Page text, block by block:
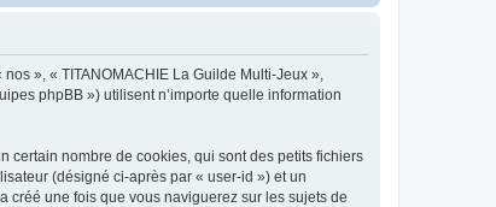
», « TITANOMACHIE La Guilde Multi-Jeux »,
phpBB ») utilisent n’importe quelle information
certain nombre de cookies, qui sont des petits fichiers
(désigné ci-après par « user-id ») et un
créé une fois que vous naviguerez sur les sujets de